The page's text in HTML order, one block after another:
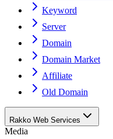
Keyword
Server
Domain
Domain Market
Affiliate
Old Domain
Rakko Web Services
Media